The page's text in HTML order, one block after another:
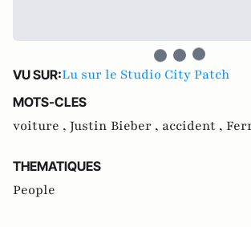
VU SUR:Lu sur le Studio City Patch
MOTS-CLES
voiture , Justin Bieber , accident ,
THEMATIQUES
People